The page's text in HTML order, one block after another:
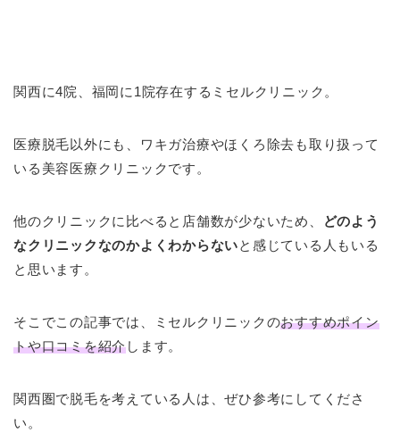
関西に4院、福岡に1院存在するミセルクリニック。
医療脱毛以外にも、ワキガ治療やほくろ除去も取り扱って
いる美容医療クリニックです。
他のクリニックに比べると店舗数が少ないため、
どのよう
なクリニックなのかよくわからないと感じている人もいる
と思います。
そこでこの記事では、ミセルクリニックのおすすめポイン
トや口コミを紹介します。
関西圏で脱毛を考えている人は、ぜひ参考にしてくださ
い。